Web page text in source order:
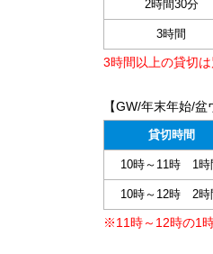
2時間30分
3時間
3時間以上の貸切は
【GW/年末年始/
貸切時間
10時～11時 1時
10時～12時 2時
※11時～12時の1